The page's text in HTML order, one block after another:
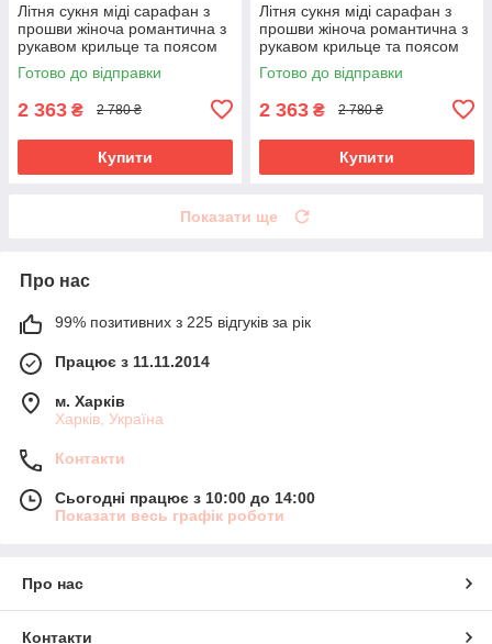
Літня сукня міді сарафан з
прошви жіноча романтична з
рукавом крильце та поясом
42-48 розміри біла
Готово до відправки
2 363 ₴ 2 780 ₴
Купити
Літня сукня міді сарафан з
прошви жіноча романтична з
рукавом крильце та поясом
42-48 розміри блакитна
Готово до відправки
2 363 ₴ 2 780 ₴
Купити
Показати ще
Про нас
99% позитивних з 225 відгуків за рік
Працює з 11.11.2014
м. Харків
Харків, Україна
Контакти
Сьогодні працює з 10:00 до 14:00
Показати весь графік роботи
Про нас
Контакти